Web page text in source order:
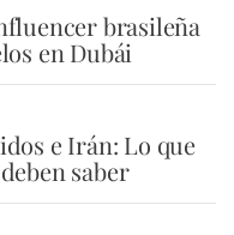
brasileña
en Dubái
e Irán: Lo que
saber